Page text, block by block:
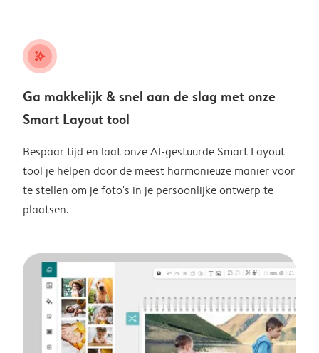
stars_plus
Ga makkelijk & snel aan de slag met onze
Smart Layout tool
Bespaar tijd en laat onze AI-gestuurde Smart Layout
tool je helpen door de meest harmonieuze manier voor
te stellen om je foto's in je persoonlijke ontwerp te
plaatsen.